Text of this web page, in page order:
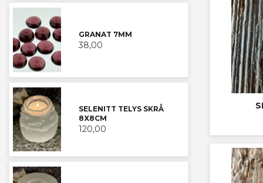
GRANAT 7MM
38,00
SELENITT TELYS SKRÅ
8X8CM
120,00